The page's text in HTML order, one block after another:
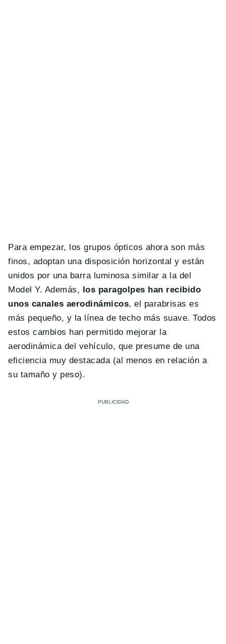
Para empezar, los grupos ópticos ahora son más
finos, adoptan una disposición horizontal y están
unidos por una barra luminosa similar a la del
Model Y. Además,
los paragolpes han recibido
unos canales aerodinámicos, el parabrisas es
más pequeño, y la línea de techo más suave. Todos
estos cambios han permitido mejorar la
aerodinámica del vehículo, que presume de una
eficiencia muy destacada (al menos en relación a
su tamaño y peso).